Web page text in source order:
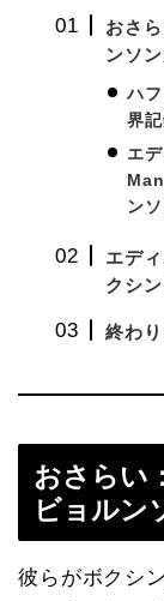
おさ
ンソ
ハ
界
エ
ン
エデ
クシ
終わ
おさらい
ビョルン
彼らがボクシ